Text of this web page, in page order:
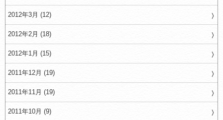
2012年3月 (12)
2012年2月 (18)
2012年1月 (15)
2011年12月 (19)
2011年11月 (19)
2011年10月 (9)